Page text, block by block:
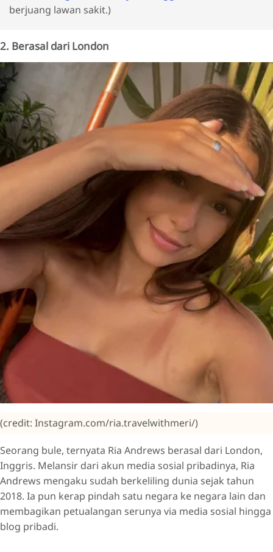
berjuang lawan sakit.)
2. Berasal dari London
(credit: Instagram.com/ria.travelwithmeri/)
Seorang bule, ternyata Ria Andrews berasal dari London,
Inggris. Melansir dari akun media sosial pribadinya, Ria
Andrews mengaku sudah berkeliling dunia sejak tahun
2018. Ia pun kerap pindah satu negara ke negara lain dan
membagikan petualangan serunya via media sosial hingga
blog pribadi.